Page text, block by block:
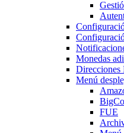
Monedas
Direcciones
Menú
FUE